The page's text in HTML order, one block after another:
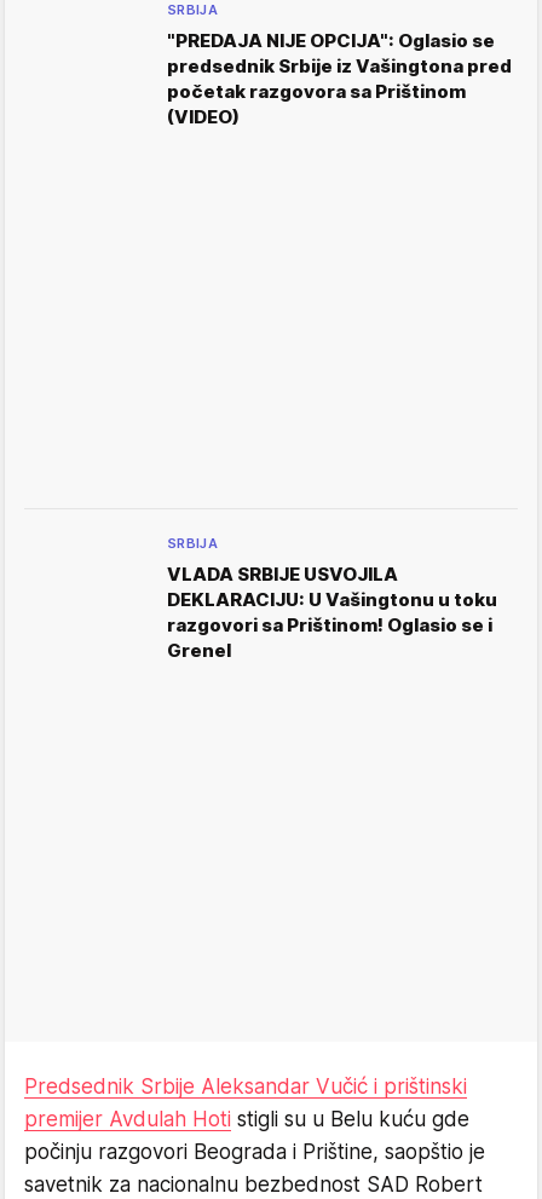
SRBIJA
"PREDAJA NIJE OPCIJA": Oglasio se
predsednik Srbije iz Vašingtona pred
početak razgovora sa Prištinom
(VIDEO)
SRBIJA
VLADA SRBIJE USVOJILA
DEKLARACIJU: U Vašingtonu u toku
razgovori sa Prištinom! Oglasio se i
Grenel
Predsednik Srbije Aleksandar Vučić i prištinski
premijer Avdulah Hoti stigli su u Belu kuću gde
počinju razgovori Beograda i Prištine, saopštio je
savetnik za nacionalnu bezbednost SAD Robert